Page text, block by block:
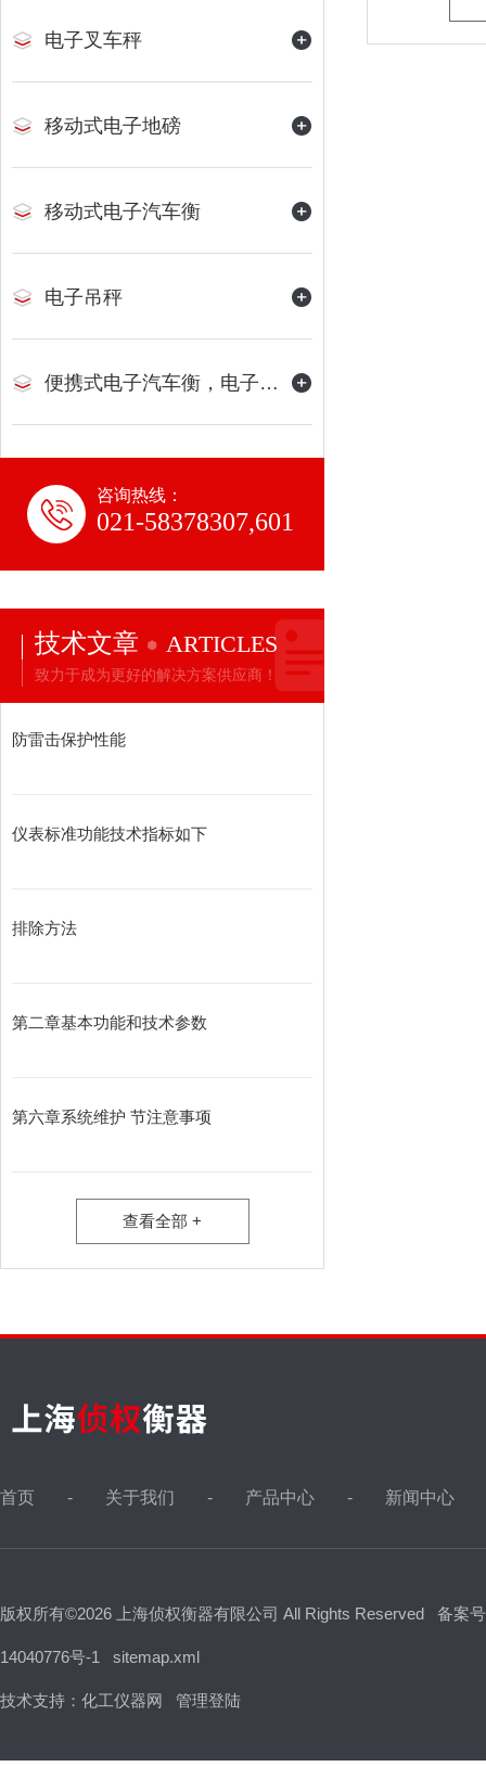
电子叉车秤
移动式电子地磅
移动式电子汽车衡
电子吊秤
便携式电子汽车衡，电子地磅
咨询热线：
021-58378307,601
技术文章 ARTICLES
致力于成为更好的解决方案供应商！
防雷击保护性能
仪表标准功能技术指标如下
排除方法
第二章基本功能和技术参数
第六章系统维护 节注意事项
查看全部 +
首页 关于我们 产品中心 新闻中心
版权所有©2026 上海侦权衡器有限公司 All Rights Reserved 备案
14040776号-1 sitemap.xml
技术支持： 化工仪器网 管理登陆